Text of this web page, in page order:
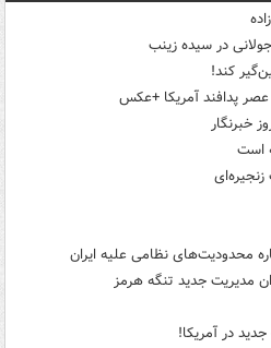
در سیده زینب
کند!
خبرنگار
است
محدودیت‌های نظامی علیه ایران
مدیریت جدید تنگه هرمز
در آمریکا!